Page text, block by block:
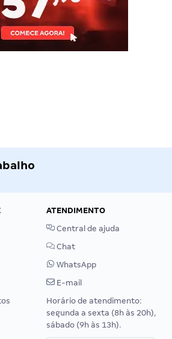
ATENDIMENTO
Central de ajuda
Chat
WhatsApp
E-mail
Horário de atendimento:
segunda a sexta (8h às 20h),
sábado (9h às 13h).